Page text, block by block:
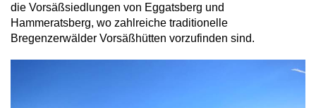
die Vorsäßsiedlungen von Eggatsberg und
Hammeratsberg, wo zahlreiche traditionelle
Bregenzerwälder Vorsäßhütten vorzufinden sind.